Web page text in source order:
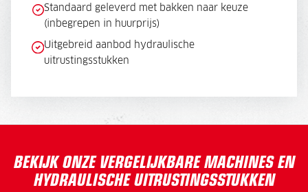
Standaard geleverd met bakken naar keuze
(inbegrepen in huurprijs)
Uitgebreid aanbod hydraulische
uitrustingsstukken
BEKIJK ONZE VERGELIJKBARE MACHINES EN
HYDRAULISCHE UITRUSTINGSSTUKKEN